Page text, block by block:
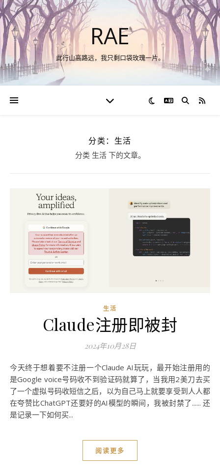
RAE
此行山高路远，我只剩口袋玫瑰一片。
切换语言RSS
分类：生活
分类 生活 下的文章。
生活
Claude注册即被封
2024年10月28日
今天终于想着要不注册一个Claude AI玩玩，最开始注册用的
是Google voice号码收不到验证码就算了，当我用2美刀去买
了一个虚拟号码收短信之后，以为自己马上就要享受到人人都
在夸赞比ChatGPT还要好的AI模型的瞬间，我被封禁了...... 还
是记录一下如何买...
阅读更多